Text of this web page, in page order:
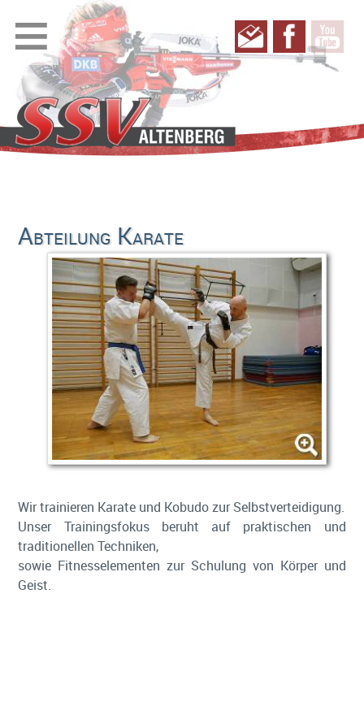
Abteilung Karate
Wir trainieren Karate und Kobudo zur Selbstverteidigung.
Unser Trainingsfokus beruht auf praktischen und
traditionellen Techniken,
sowie Fitnesselementen zur Schulung von Körper und
Geist.
≡